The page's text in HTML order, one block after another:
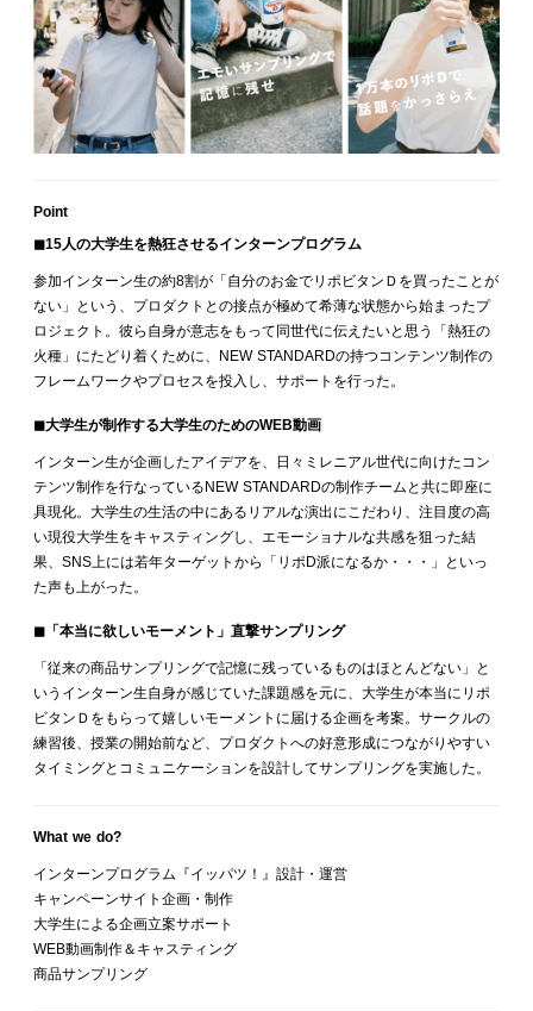
Point
◼︎15人の大学生を熱狂させるインターンプログラム
参加インターン生の約8割が「自分のお金でリポビタンＤを買ったことが
ない」という、プロダクトとの接点が極めて希薄な状態から始まったプ
ロジェクト。彼ら自身が意志をもって同世代に伝えたいと思う「熱狂の
火種」にたどり着くために、NEW STANDARDの持つコンテンツ制作の
フレームワークやプロセスを投入し、サポートを行った。
◼︎大学生が制作する大学生のためのWEB動画
インターン生が企画したアイデアを、日々ミレニアル世代に向けたコン
テンツ制作を行なっているNEW STANDARDの制作チームと共に即座に
具現化。大学生の生活の中にあるリアルな演出にこだわり、注目度の高
い現役大学生をキャスティングし、エモーショナルな共感を狙った結
果、SNS上には若年ターゲットから「リポD派になるか・・・」といっ
た声も上がった。
◼︎「本当に欲しいモーメント」直撃サンプリング
「従来の商品サンプリングで記憶に残っているものはほとんどない」と
いうインターン生自身が感じていた課題感を元に、大学生が本当にリポ
ビタンＤをもらって嬉しいモーメントに届ける企画を考案。サークルの
練習後、授業の開始前など、プロダクトへの好意形成につながりやすい
タイミングとコミュニケーションを設計してサンプリングを実施した。
What we do?
インターンプログラム『イッパツ！』設計・運営
キャンペーンサイト企画・制作
大学生による企画立案サポート
WEB動画制作＆キャスティング
商品サンプリング